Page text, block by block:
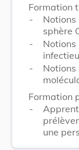
Formation
-
sphère
-
-
Formation
-
une